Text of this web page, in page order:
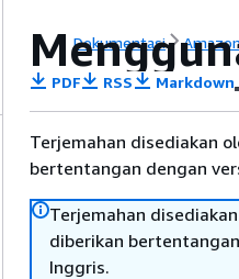
Dokumentasi
PDF RSS Markdown
Terjemahan disediakan
bertentangan dengan
Terjemahan
diberikan
Inggris.